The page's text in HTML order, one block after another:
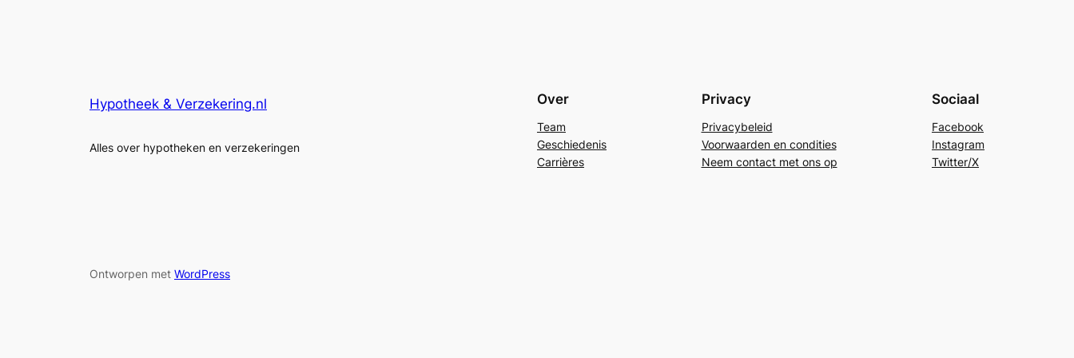
Hypotheek & Verzekering.nl
Alles over hypotheken en verzekeringen
Over
Team
Geschiedenis
Carrières
Privacy
Privacybeleid
Voorwaarden en condities
Neem contact met ons op
Sociaal
Facebook
Instagram
Twitter/X
Ontworpen met WordPress